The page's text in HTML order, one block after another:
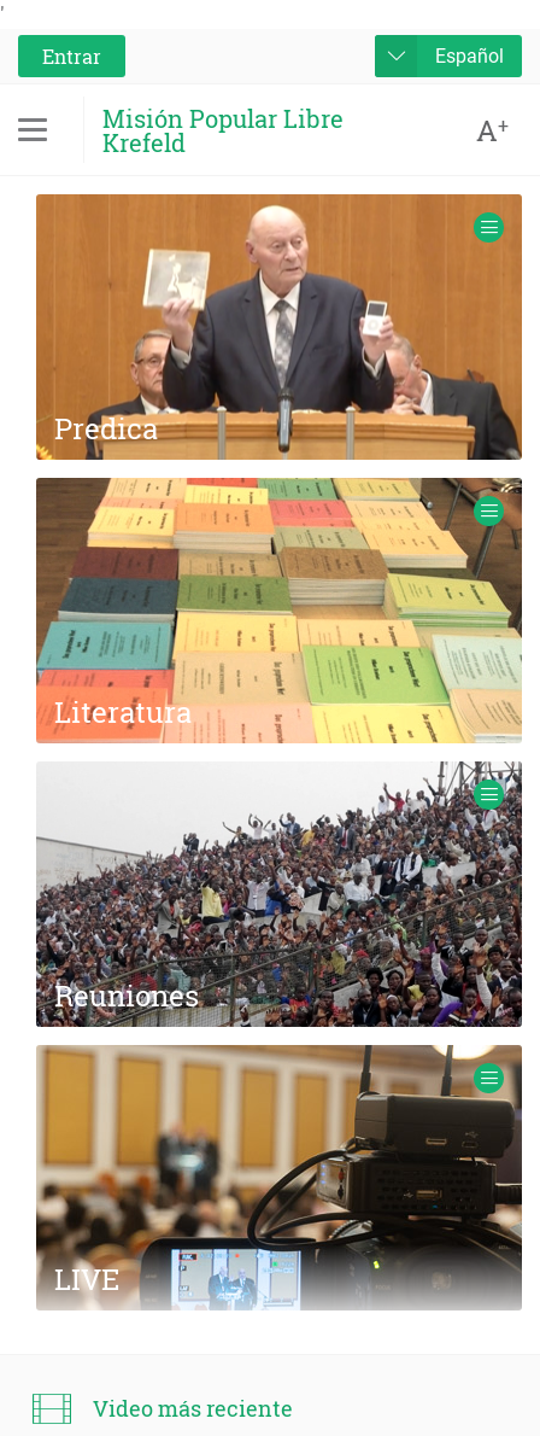
'
Entrar
Español
Misión Popular Libre
Krefeld A+
Predica
Literatura
Reuniones
LIVE
Video más reciente